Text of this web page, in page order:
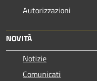
Autorizzazioni
NOVITÀ
Notizie
Comunicati